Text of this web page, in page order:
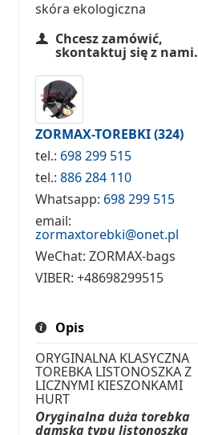
skóra ekologiczna
Chcesz zamówić,
skontaktuj się z nami.
ZORMAX-TOREBKI(324)
tel.: 698 299 515
tel.:886 284 110
Whatsapp: 698 299 515
email:
zormaxtorebki@onet.pl
WeChat:ZORMAX-bags
VIBER:+48698299515
Opis
ORYGINALNA KLASYCZNA
TOREBKA LISTONOSZKA Z
LICZNYMI KIESZONKAMI
HURT
Oryginalna duża torebka
damska typu listonoszka